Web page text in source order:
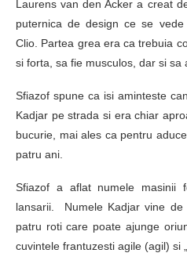
Laurens van den Acker a creat
puternica de design ce se
Clio. Partea grea era ca trebuia
si forta, sa fie musculos, dar si sa
Sfiazof spune ca isi aminteste
Kadjar pe strada si era chiar
bucurie, mai ales ca pentru
patru ani.
Sfiazof a aflat numele masinii
lansarii. Numele Kadjar vine
patru roti care poate ajunge
cuvintele frantuzesti agile (agil) si